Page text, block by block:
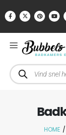
HOME /